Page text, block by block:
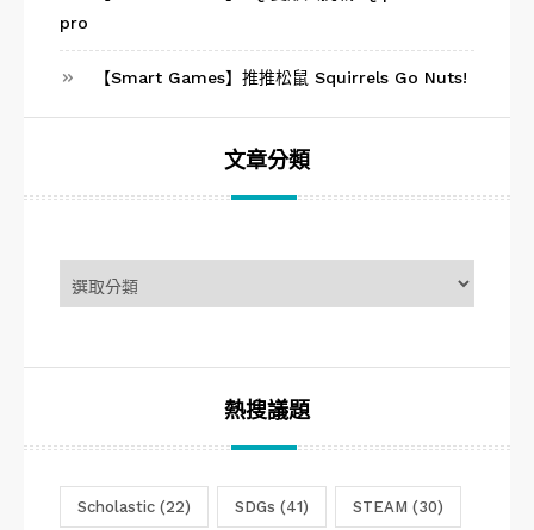
pro
【Smart Games】推推松鼠 Squirrels Go Nuts!
文章分類
章
分
熱搜議題
Scholastic (22) SDGs (41) STEAM (30)